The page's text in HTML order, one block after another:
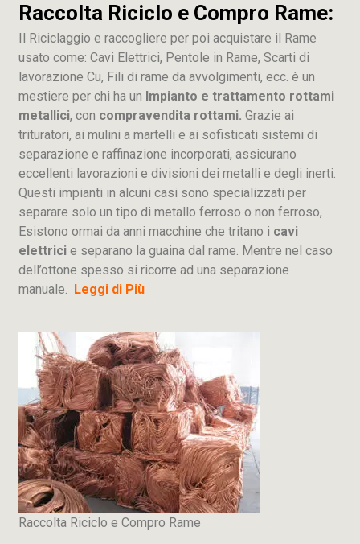
Raccolta Riciclo e Compro Rame:
Il Riciclaggio e raccogliere per poi acquistare il Rame
usato come: Cavi Elettrici, Pentole in Rame, Scarti di
lavorazione Cu, Fili di rame da avvolgimenti, ecc. è un
mestiere per chi ha un Impianto e trattamento rottami
metallici, con compravendita rottami. Grazie ai
trituratori, ai mulini a martelli e ai sofisticati sistemi di
separazione e raffinazione incorporati, assicurano
eccellenti lavorazioni e divisioni dei metalli e degli inerti.
Questi impianti in alcuni casi sono specializzati per
separare solo un tipo di metallo ferroso o non ferroso,
Esistono ormai da anni macchine che tritano i cavi
elettrici e separano la guaina dal rame. Mentre nel caso
dell’ottone spesso si ricorre ad una separazione
manuale. Leggi di Più
Raccolta Riciclo e Compro Rame